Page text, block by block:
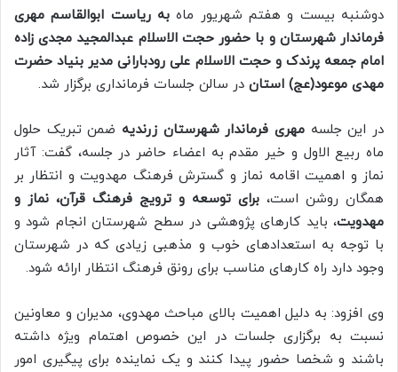
دوشنبه بیست و هفتم شهریور ماه به ریاست ابوالقاسم مهری
فرماندار شهرستان و با حضور حجت الاسلام عبدالمجید مجدی زاده
امام جمعه پرندک و حجت الاسلام علی رودبارانی مدیر بنیاد حضرت
مهدی موعود(عج) استان در سالن جلسات فرمانداری برگزار شد.
در این جلسه مهری فرماندار شهرستان زرندیه ضمن تبریک حلول
ماه ربیع الاول و خیر مقدم به اعضاء حاضر در جلسه، گفت: آثار
نماز و اهمیت اقامه نماز و گسترش فرهنگ مهدویت و انتظار بر
همگان روشن است، برای توسعه و ترویج فرهنگ قرآن، نماز و
مهدویت، باید کارهای پژوهشی در سطح شهرستان انجام شود و
با توجه به استعدادهای خوب و مذهبی زیادی که در شهرستان
وجود دارد راه کارهای مناسب برای رونق فرهنگ انتظار ارائه شود.
وی افزود: به دلیل اهمیت بالای مباحث مهدوی، مدیران و معاونین
نسبت به برگزاری جلسات در این خصوص اهتمام ویژه داشته
باشند و شخصا حضور پیدا کنند و یک نماینده برای پیگیری امور